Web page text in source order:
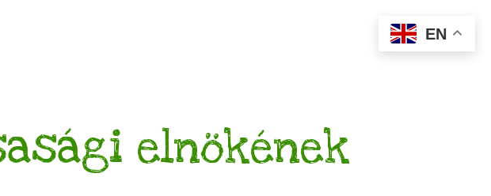
elnökének
EN